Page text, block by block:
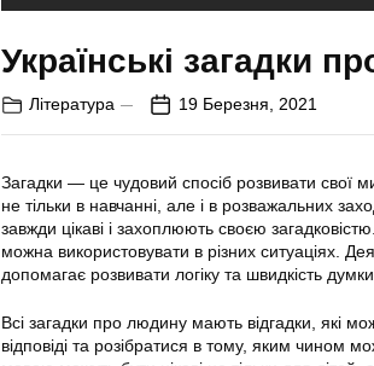
Українські загадки
Література 19 Березня, 2021
Загадки — це чудовий спосіб розвивати свої
не тільки в навчанні, але і в розважальних
завжди цікаві і захоплюють своєю
можна використовувати в різних ситуаціях.
допомагає розвивати логіку та швидкість
Всі загадки про людину мають відгадки, які
відповіді та розібратися в тому, яким чином